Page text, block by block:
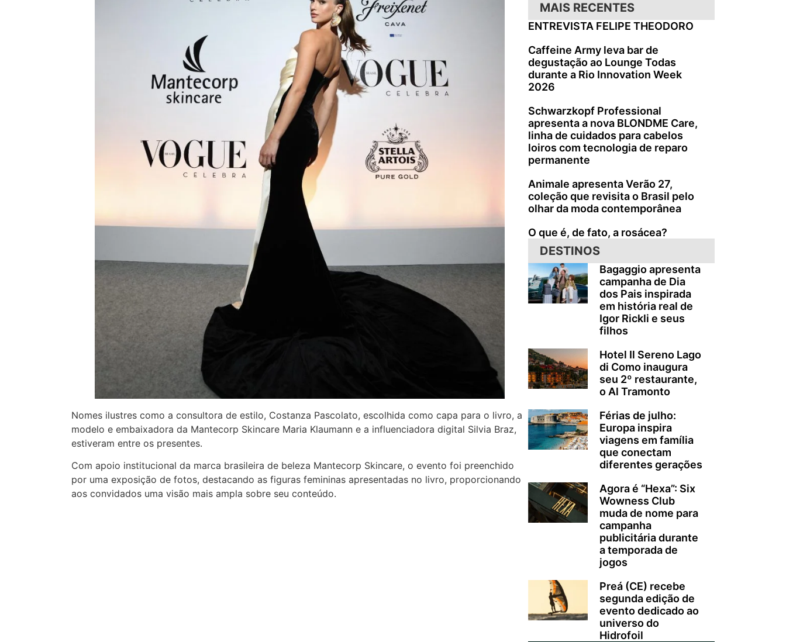
Nomes ilustres como a consultora de estilo, Costanza Pascolato, escolhida como capa para o livro, a
modelo e embaixadora da Mantecorp Skincare Maria Klaumann e a influenciadora digital Silvia Braz,
estiveram entre os presentes.
Com apoio institucional da marca brasileira de beleza Mantecorp Skincare, o evento foi preenchido
por uma exposição de fotos, destacando as figuras femininas apresentadas no livro, proporcionando
aos convidados uma visão mais ampla sobre seu conteúdo.
MAIS RECENTES
ENTREVISTA FELIPE THEODORO
Caffeine Army leva bar de
degustação ao Lounge Todas
durante a Rio Innovation Week
2026
Schwarzkopf Professional
apresenta a nova BLONDME Care,
linha de cuidados para cabelos
loiros com tecnologia de reparo
permanente
Animale apresenta Verão 27,
coleção que revisita o Brasil pelo
olhar da moda contemporânea
O que é, de fato, a rosácea?
DESTINOS
Bagaggio apresenta
campanha de Dia
dos Pais inspirada
em história real de
Igor Rickli e seus
filhos
Hotel Il Sereno Lago
di Como inaugura
seu 2º restaurante,
o Al Tramonto
Férias de julho:
Europa inspira
viagens em família
que conectam
diferentes gerações
Agora é “Hexa”: Six
Wowness Club
muda de nome para
campanha
publicitária durante
a temporada de
jogos
Preá (CE) recebe
segunda edição de
evento dedicado ao
universo do
Hidrofoil